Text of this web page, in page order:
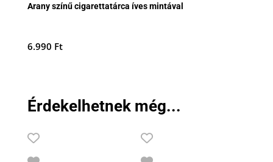
Arany színű cigarettatárca íves mintával
6.990 Ft
Érdekelhetnek még...